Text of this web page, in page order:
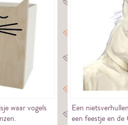
waar vogels
Een
een feestje en de